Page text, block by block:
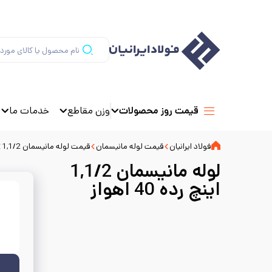
قیمت روز محصولات وزن مقاطع خدمات ما
فولاد ایرانیان قیمت لوله مانیسمان قیمت لوله مانیسمان 1,1/2
لوله مانیسمان 1,1/2
اینچ رده 40 اهواز